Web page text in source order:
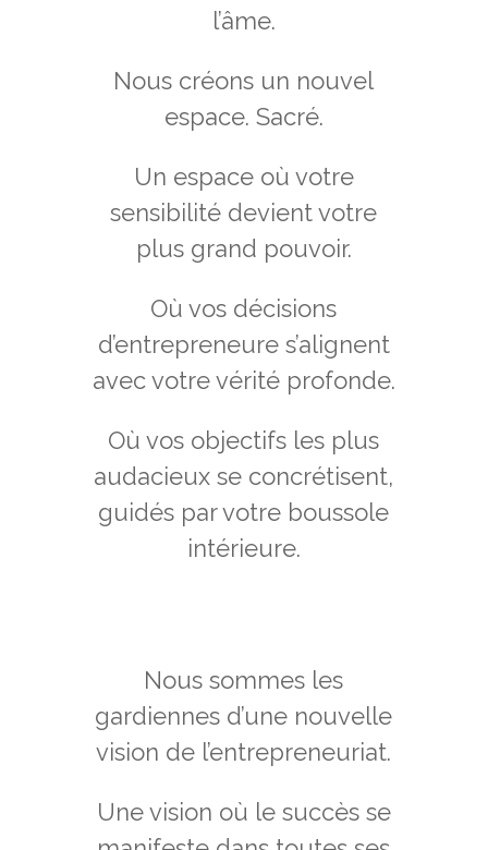
l’âme.
Nous créons un nouvel
espace. Sacré.
Un espace où votre
sensibilité devient votre
plus grand pouvoir.
Où vos décisions
d’entrepreneure s’alignent
avec votre vérité profonde.
Où vos objectifs les plus
audacieux se concrétisent,
guidés par votre boussole
intérieure.
Nous sommes les
gardiennes d’une nouvelle
vision de l’entrepreneuriat.
Une vision où le succès se